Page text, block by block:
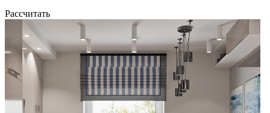
Рассчитать